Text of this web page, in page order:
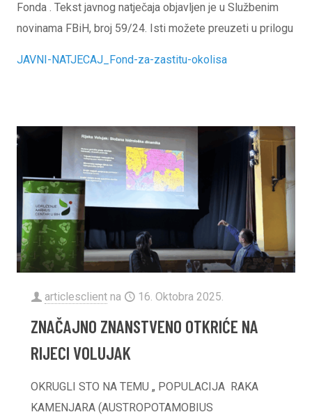
Fonda . Tekst javnog natječaja objavljen je u Službenim
novinama FBiH, broj 59/24. Isti možete preuzeti u prilogu
JAVNI-NATJECAJ_Fond-za-zastitu-okolisa
articlesclient na 16. Oktobra 2025.
ZNAČAJNO ZNANSTVENO OTKRIĆE NA
RIJECI VOLUJAK
OKRUGLI STO NA TEMU „ POPULACIJA RAKA
KAMENJARA (AUSTROPOTAMOBIUS